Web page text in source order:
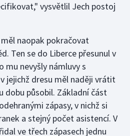
vysvětlil Jech postoj
naopak pokračovat
Ten se do Liberce přesunul v
mu nevyšly námluvy s
jejichž dresu měl naději vrátit
dobu působil. Základní část
zápasy, v nichž si
a stejný počet asistencí. V
ve třech zápasech jednu